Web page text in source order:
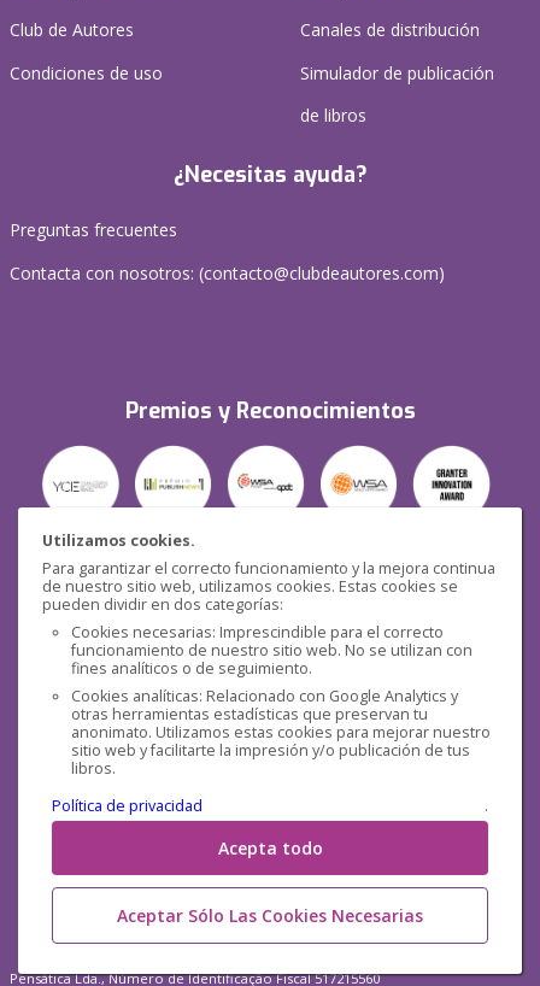
Utilizamos cookies.
Para garantizar el correcto funcionamiento y la mejora continua
de nuestro sitio web, utilizamos cookies. Estas cookies se
pueden dividir en dos categorías:
Cookies necesarias: Imprescindible para el correcto
funcionamiento de nuestro sitio web. No se utilizan con
fines analíticos o de seguimiento.
Cookies analíticas: Relacionado con Google Analytics y
otras herramientas estadísticas que preservan tu
anonimato. Utilizamos estas cookies para mejorar nuestro
sitio web y facilitarte la impresión y/o publicación de tus
libros.
Política de privacidad
.
Acepta todo
Aceptar Sólo Las Cookies Necesarias
Club de Autores
Condiciones de uso
Canales de distribución
Simulador de publicación
de libros
¿Necesitas ayuda?
Preguntas frecuentes
Contacta con nosotros: (contacto@clubdeautores.com)
Premios y Reconocimientos
Seguridad
Redes sociales
Pensática Lda., Número de Identificação Fiscal 517215560